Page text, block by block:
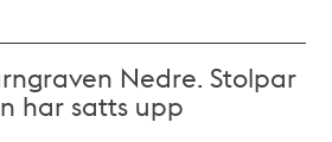
Nedre. Stolpar
har satts upp